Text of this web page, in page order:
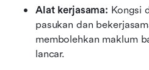
Alat kerjasama: Kongsi
pasukan dan
membolehkan maklum
lancar.